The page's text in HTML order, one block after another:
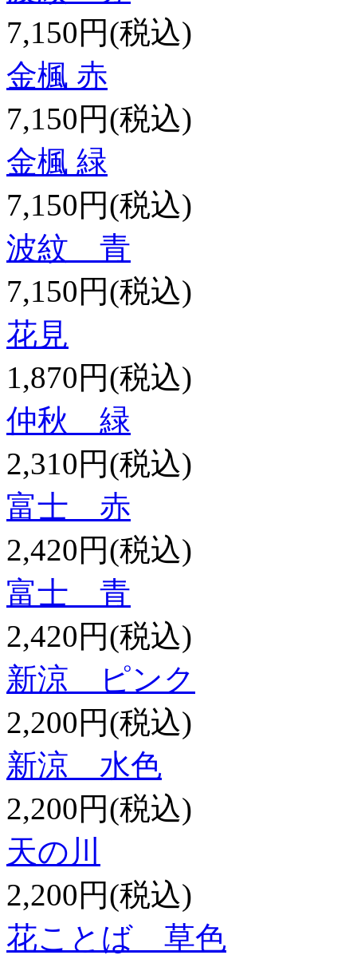
7,150円(税込)
金楓 赤
7,150円(税込)
金楓 緑
7,150円(税込)
波紋 青
7,150円(税込)
花見
1,870円(税込)
仲秋 緑
2,310円(税込)
富士 赤
2,420円(税込)
富士 青
2,420円(税込)
新涼 ピンク
2,200円(税込)
新涼 水色
2,200円(税込)
天の川
2,200円(税込)
花ことば 草色